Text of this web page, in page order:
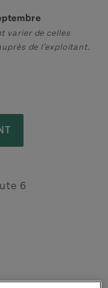
varier de celles
de l’exploitant.
6